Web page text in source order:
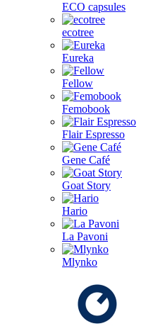
ECO capsules
ecotree
Eureka
Fellow
Femobook
Flair Espresso
Gene Café
Goat Story
Hario
La Pavoni
Mlynko